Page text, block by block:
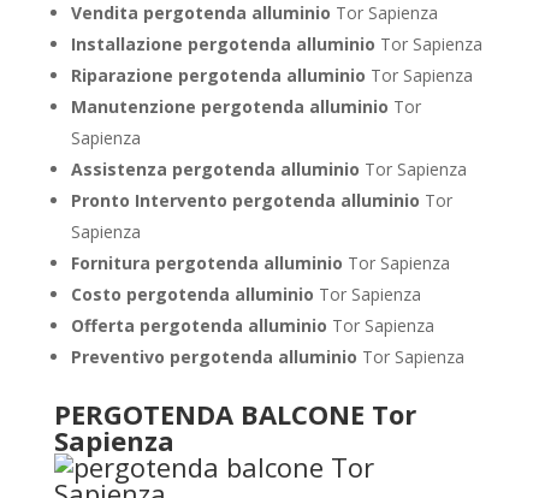
Vendita pergotenda alluminio Tor Sapienza
Installazione pergotenda alluminio Tor Sapienza
Riparazione pergotenda alluminio Tor Sapienza
Manutenzione pergotenda alluminio Tor
Sapienza
Assistenza pergotenda alluminio Tor Sapienza
Pronto Intervento pergotenda alluminio Tor
Sapienza
Fornitura pergotenda alluminio Tor Sapienza
Costo pergotenda alluminio Tor Sapienza
Offerta pergotenda alluminio Tor Sapienza
Preventivo pergotenda alluminio Tor Sapienza
PERGOTENDA BALCONE Tor
Sapienza